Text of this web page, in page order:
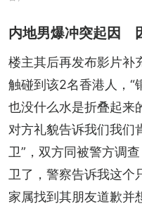
内地男爆冲突起因
楼主其后再发布影片补
触碰到该2名香港人，“
也没什么水是折叠起来
对方礼貌告诉我们我们
卫”，双方同被警方调
卫了，警察告诉我这个
家属找到其朋友道歉并